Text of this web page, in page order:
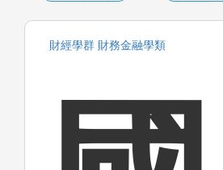
財經學群 財務金融學類